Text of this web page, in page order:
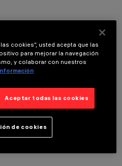
cookies”, usted acepta que las
para mejorar la navegación
y colaborar con nuestros
Aceptar todas las cookies
de cookies